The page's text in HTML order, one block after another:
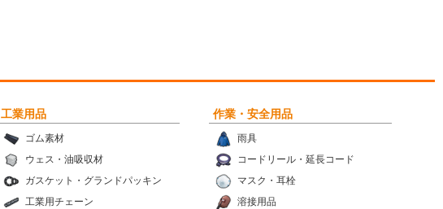
工業用品
ゴム素材
ウェス・油吸収材
ガスケット・グランドパッキン
工業用チェーン
作業・安全用品
雨具
コードリール・延長コード
マスク・耳栓
溶接用品